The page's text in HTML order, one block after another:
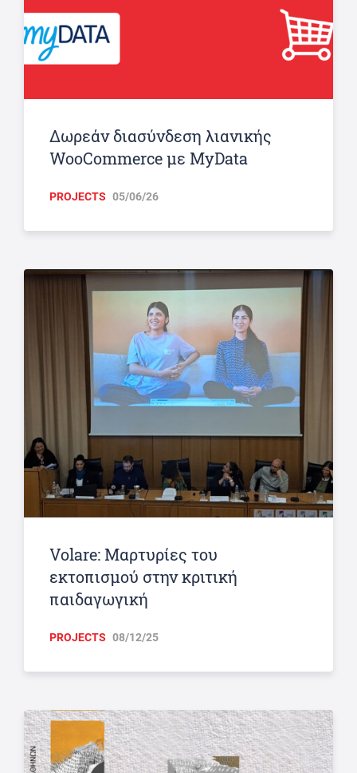
Δωρεάν διασύνδεση λιανικής
WooCommerce με MyData
PROJECTS 05/06/26
Volare: Μαρτυρίες του
εκτοπισμού στην κριτική
παιδαγωγική
PROJECTS 08/12/25